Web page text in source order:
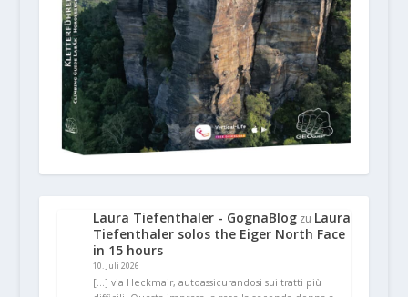
Laura Tiefenthaler - GognaBlogzu Laura
Tiefenthaler solos the Eiger North Face
in 15 hours
10. Juli 2026
[…] via Heckmair, autoassicurandosi sui tratti più